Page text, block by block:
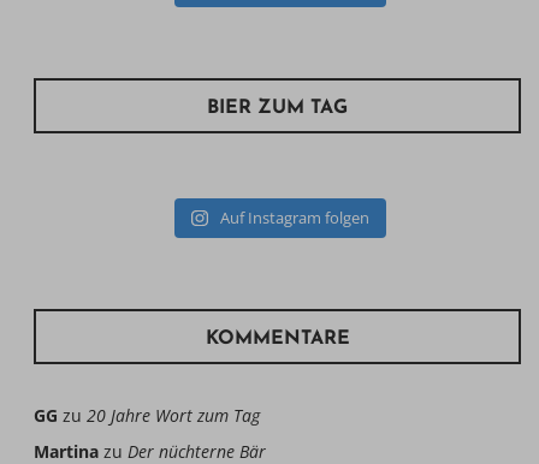
BIER ZUM TAG
Auf Instagram folgen
KOMMENTARE
GG zu 20 Jahre Wort zum Tag
Martina zu Der nüchterne Bär